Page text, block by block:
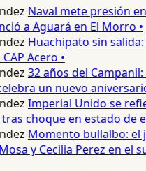
Naval mete presión
a Aguará en El Morro •
Huachipato sin
Acero •
32 años del
un nuevo
Imperial Unido se
choque en estado de
Momento bullalbo: el
y Cecilia Perez en el